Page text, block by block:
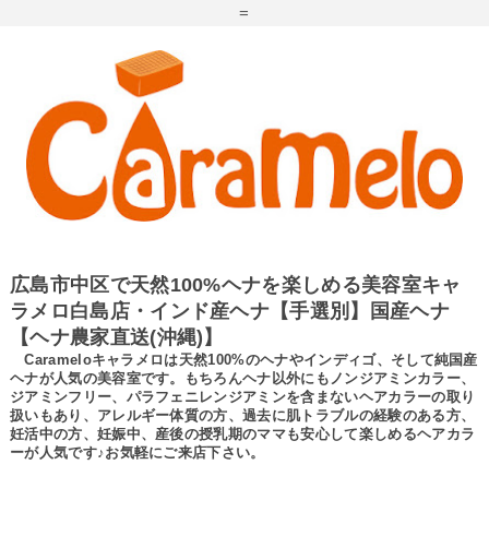
=
広島市中区で天然100%ヘナを楽しめる美容室キャ
ラメロ白島店・インド産ヘナ【手選別】国産ヘナ
【ヘナ農家直送(沖縄)】
Carameloキャラメロは天然100%のヘナやインディゴ、そして純国産
ヘナが人気の美容室です。もちろんヘナ以外にもノンジアミンカラー、
ジアミンフリー、パラフェニレンジアミンを含まないヘアカラーの取り
扱いもあり、アレルギー体質の方、過去に肌トラブルの経験のある方、
妊活中の方、妊娠中、産後の授乳期のママも安心して楽しめるヘアカラ
ーが人気です♪お気軽にご来店下さい。